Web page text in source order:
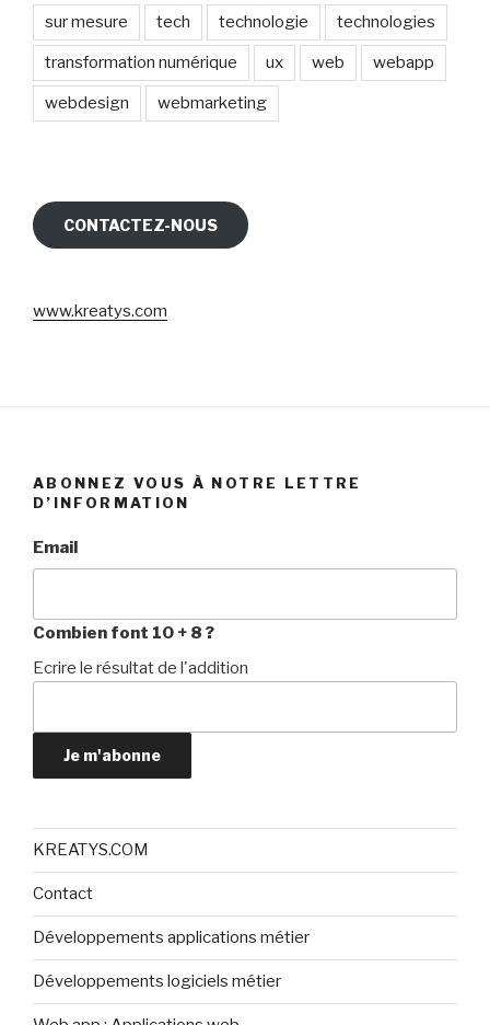
sur mesure tech technologie technologies
transformation numérique ux web webapp
webdesign webmarketing
CONTACTEZ-NOUS
www.kreatys.com
ABONNEZ VOUS À NOTRE LETTRE
D’INFORMATION
Email
Combien font 10 + 8 ?
Ecrire le résultat de l'addition
Je m'abonne
KREATYS.COM
Contact
Développements applications métier
Développements logiciels métier